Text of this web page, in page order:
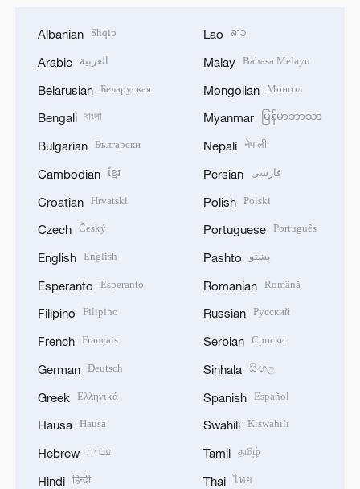
Albanian Shqip
Arabic العربية
Belarusian Беларуская
Bengali বাংলা
Bulgarian Български
Cambodian ខ្មែរ
Croatian Hrvatski
Czech Český
English English
Esperanto Esperanto
Filipino Filipino
French Français
German Deutsch
Greek Ελληνικά
Hausa Hausa
Hebrew עברית
Hindi हिन्दी
Lao ລາວ
Malay Bahasa Melayu
Mongolian Монгол
Myanmar မြန်မာဘာသာ
Nepali नेपाली
Persian فارسی
Polish Polski
Portuguese Português
Pashto پښتو
Romanian Română
Russian Русский
Serbian Српски
Sinhala සිංහල
Spanish Español
Swahili Kiswahili
Tamil தமிழ்
Thai ไทย